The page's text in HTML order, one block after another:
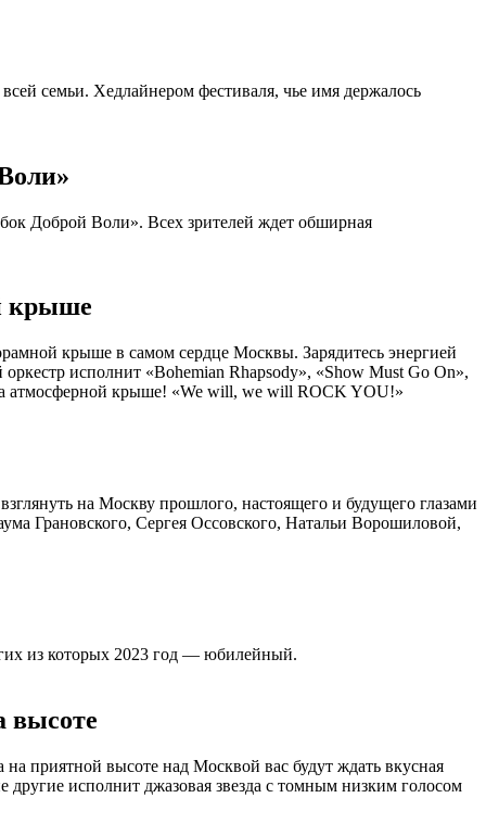
семьи. Хедлайнером фестиваля, чье имя держалось
Доброй Воли». Всех зрителей ждет обширная
крыше
крыше в самом сердце Москвы. Зарядитесь энергией
исполнит «Bohemian Rhapsody», «Show Must Go On»,
атмосферной крыше! «We will, we will ROCK YOU!»
на Москву прошлого, настоящего и будущего глазами
Грановского, Сергея Оссовского, Натальи Ворошиловой,
из которых 2023 год — юбилейный.
высоте
приятной высоте над Москвой вас будут ждать вкусная
исполнит джазовая звезда с томным низким голосом